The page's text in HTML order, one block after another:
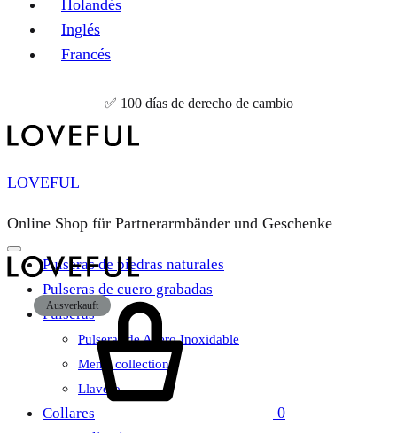
Holandés
Inglés
Francés
✅ 100 días de derecho de cambio
LOVEFUL
Online Shop für Partnerarmbänder und Geschenke
Pulseras de piedras naturales
Pulseras de cuero grabadas
Pulseras
Pulseras de Acero Inoxidable
Men’s collection
Llavero
Collares
0
Ausverkauft